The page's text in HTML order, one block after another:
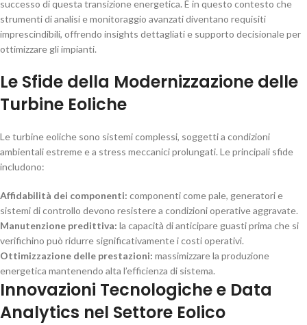
successo di questa transizione energetica. È in questo contesto che
strumenti di analisi e monitoraggio avanzati diventano requisiti
imprescindibili, offrendo insights dettagliati e supporto decisionale per
ottimizzare gli impianti.
Le Sfide della Modernizzazione delle
Turbine Eoliche
Le turbine eoliche sono sistemi complessi, soggetti a condizioni
ambientali estreme e a stress meccanici prolungati. Le principali sfide
includono:
Affidabilità dei componenti: componenti come pale, generatori e
sistemi di controllo devono resistere a condizioni operative aggravate.
Manutenzione predittiva: la capacità di anticipare guasti prima che si
verifichino può ridurre significativamente i costi operativi.
Ottimizzazione delle prestazioni: massimizzare la produzione
energetica mantenendo alta l’efficienza di sistema.
Innovazioni Tecnologiche e Data
Analytics nel Settore Eolico